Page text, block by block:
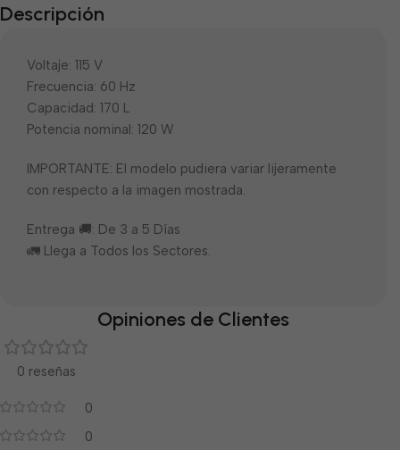
Descripción
Voltaje: 115 V
Frecuencia: 60 Hz
Capacidad: 170 L
Potencia nominal: 120 W
IMPORTANTE: El modelo pudiera variar lijeramente
con respecto a la imagen mostrada.
Entrega 🚚: De 3 a 5 Días
🚛 Llega a Todos los Sectores.
Opiniones de Clientes
0 reseñas
0
0